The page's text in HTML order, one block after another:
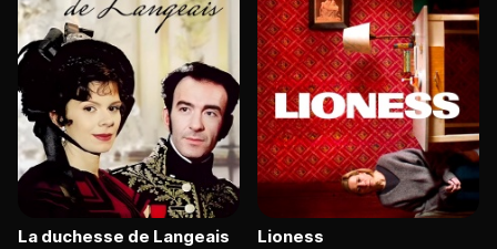
La duchesse de Langeais Lioness